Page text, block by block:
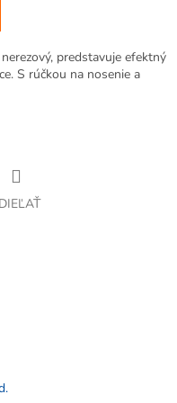
predstavuje efektný
S rúčkou na nosenie a